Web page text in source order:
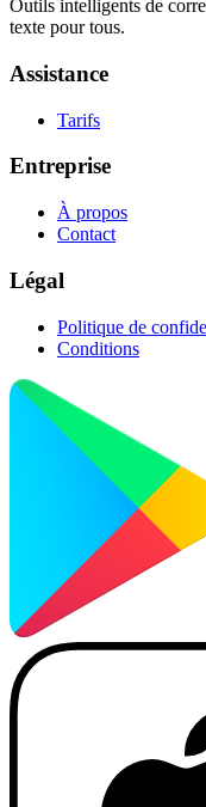
Outils intelligents de
texte pour tous.
Assistance
Tarifs
Entreprise
À propos
Contact
Légal
Politique de
Conditions